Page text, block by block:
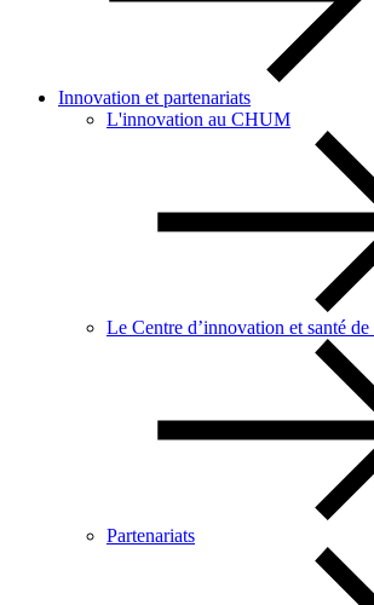
Innovation et partenariats
L'innovation au CHUM
Le Centre d’innovation et santé
Partenariats